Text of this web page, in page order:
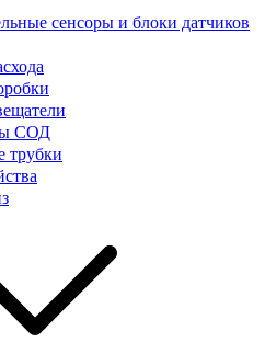
сенсоры и блоки датчиков
СОД
трубки